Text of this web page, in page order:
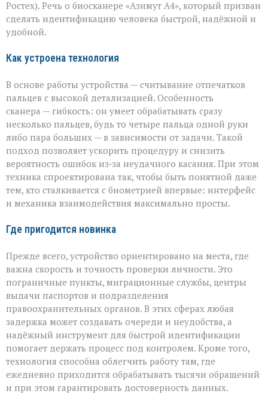
биосканер
от
«Азимута»
Ростех). Речь о биосканере «Азимут А4», который призван
сделать идентификацию человека быстрой, надёжной и
удобной.
Как устроена технология
В основе работы устройства — считывание отпечатков
пальцев с высокой детализацией. Особенность
сканера — гибкость: он умеет обрабатывать сразу
несколько пальцев, будь то четыре пальца одной руки
либо пара больших — в зависимости от задачи. Такой
подход позволяет ускорить процедуру и снизить
вероятность ошибок из‑за неудачного касания. При этом
техника спроектирована так, чтобы быть понятной даже
тем, кто сталкивается с биометрией впервые: интерфейс
и механика взаимодействия максимально просты.
Где пригодится новинка
Прежде всего, устройство ориентировано на места, где
важна скорость и точность проверки личности. Это
пограничные пункты, миграционные службы, центры
выдачи паспортов и подразделения
правоохранительных органов. В этих сферах любая
задержка может создавать очереди и неудобства, а
надёжный инструмент для быстрой идентификации
помогает держать процесс под контролем. Кроме того,
технология способна облегчить работу там, где
ежедневно приходится обрабатывать тысячи обращений
и при этом гарантировать достоверность данных.